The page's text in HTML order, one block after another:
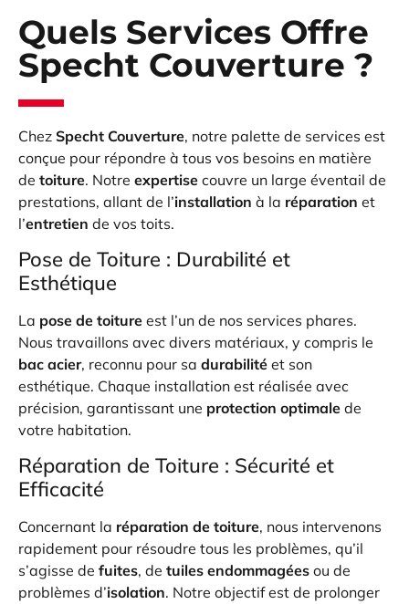
Quels Services Offre
Specht Couverture ?
Chez Specht Couverture, notre palette de services est
conçue pour répondre à tous vos besoins en matière
de toiture. Notre expertise couvre un large éventail de
prestations, allant de l’installation à la réparation et
l’entretien de vos toits.
Pose de Toiture : Durabilité et
Esthétique
La pose de toiture est l’un de nos services phares.
Nous travaillons avec divers matériaux, y compris le
bac acier, reconnu pour sa durabilité et son
esthétique. Chaque installation est réalisée avec
précision, garantissant une protection optimale de
votre habitation.
Réparation de Toiture : Sécurité et
Efficacité
Concernant la réparation de toiture, nous intervenons
rapidement pour résoudre tous les problèmes, qu’il
s’agisse de fuites, de tuiles endommagées ou de
problèmes d’isolation. Notre objectif est de prolonger